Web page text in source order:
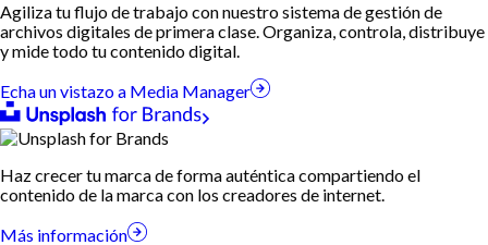
Agiliza tu flujo de trabajo con nuestro sistema de gestión de
archivos digitales de primera clase. Organiza, controla, distribuye
y mide todo tu contenido digital.
Echa un vistazo a Media Manager
Haz crecer tu marca de forma auténtica compartiendo el
contenido de la marca con los creadores de internet.
Más información